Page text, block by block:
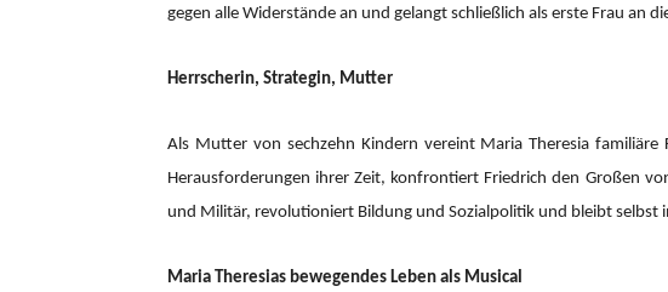
gegen alle Widerstände an und gelangt schließlich als erste Frau
Herrscherin, Strategin, Mutter
Als Mutter von sechzehn Kindern vereint Maria Theresia
Herausforderungen ihrer Zeit, konfrontiert Friedrich den Großen
und Militär, revolutioniert Bildung und Sozialpolitik und bleibt selbst
Maria Theresias bewegendes Leben als Musical